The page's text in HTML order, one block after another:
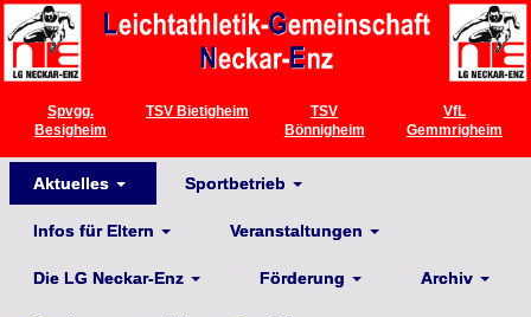
Spvgg.
Besigheim
TSV Bietigheim
TSV
Bönnigheim
VfL
Gemmrigheim
Aktuelles Sportbetrieb
Infos für Eltern Veranstaltungen
Die LG Neckar-Enz Förderung Archiv